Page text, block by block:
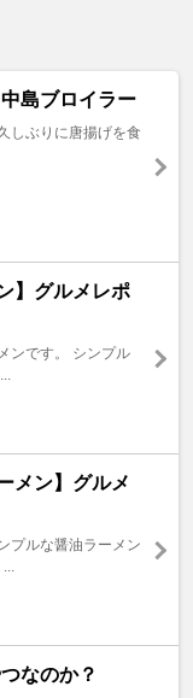
島ブロイラー
しぶりに唐揚げを食
】グルメレポ
ンです。 シンプル
メン】グルメ
プルな醤油ラーメン
なのか？